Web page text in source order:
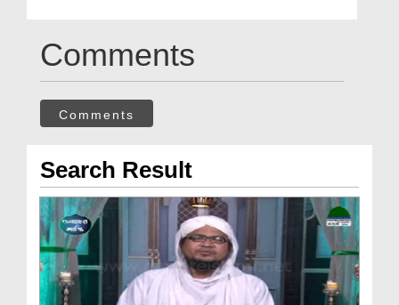
Comments
Comments
Search Result